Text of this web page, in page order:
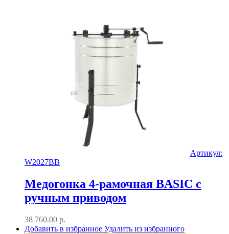
Артикул:
W2027BB
Медогонка 4-рамочная BASIC с
ручным приводом
38 760.00 р.
Добавить в избранное Удалить из избранного